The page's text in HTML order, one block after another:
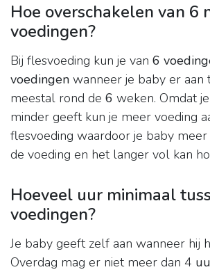
Hoe overschakelen van 6
voedingen?
Bij flesvoeding kun je van 6
voedingen wanneer je baby er aan
meestal rond de 6 weken. Omdat
minder geeft kun je meer voeding
flesvoeding waardoor je baby
de voeding en het langer vol kan
Hoeveel uur minimaal
voedingen?
Je baby geeft zelf aan wanneer hij
Overdag mag er niet meer dan 4